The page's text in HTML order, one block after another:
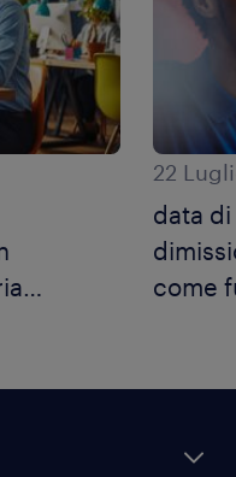
22
data
come